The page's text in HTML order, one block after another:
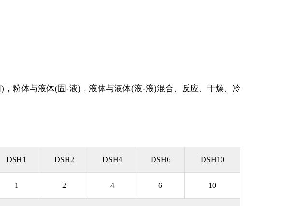
粉体与液体(固-液)，液体与液体(液-液)混合、反应、干燥、冷
DSH1 DSH2 DSH4 DSH6 DSH10
1 2 4 6 10